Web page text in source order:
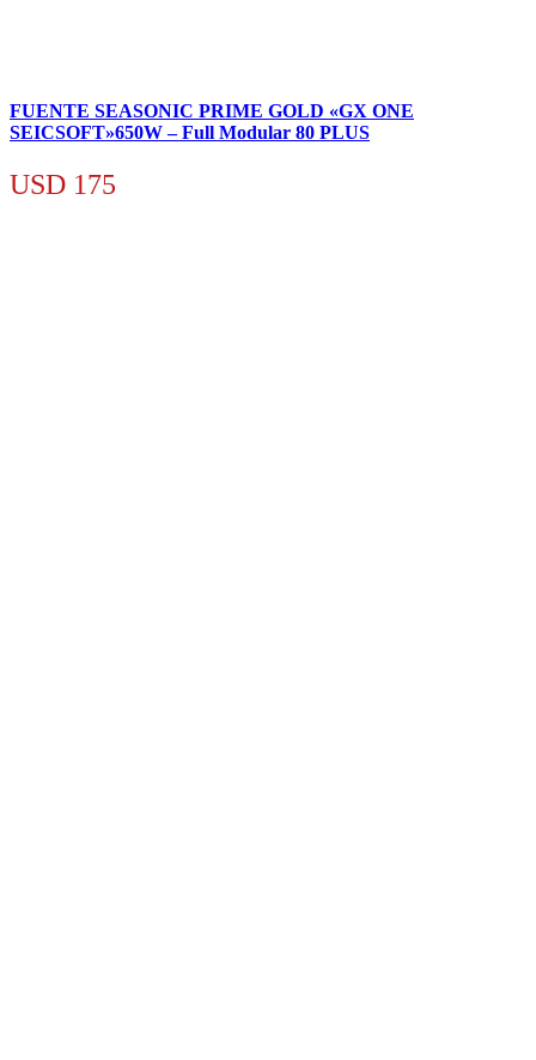
FUENTE SEASONIC PRIME GOLD «GX ONE
SEICSOFT»650W – Full Modular 80 PLUS
USD 175